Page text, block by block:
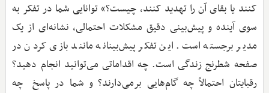
کنند یا بقای آن را تهدید کنند، چیست؟» توانایی شما در تفکر به
سوی آینده و پیش‌بینی دقیق مشکلات احتمالی، نشانه‌ای از یک
مدیر برجسته است. این تفکر پیش‌بینانه مانند بازی کردن در
صفحه شطرنج زندگی است. چه اقداماتی می‌توانید انجام دهید؟
رقبایتان احتمالاً چه گام‌هایی برمی‌دارند؟ و شما در پاسخ چه